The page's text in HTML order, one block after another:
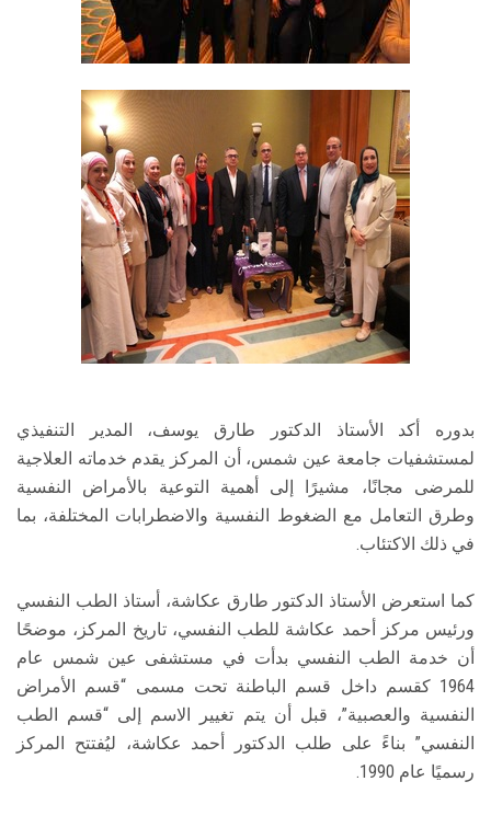
بدوره أكد الأستاذ الدكتور طارق يوسف، المدير التنفيذي
لمستشفيات جامعة عين شمس، أن المركز يقدم خدماته العلاجية
للمرضى مجانًا، مشيرًا إلى أهمية التوعية بالأمراض النفسية
وطرق التعامل مع الضغوط النفسية والاضطرابات المختلفة، بما
في ذلك الاكتئاب.
كما استعرض الأستاذ الدكتور طارق عكاشة، أستاذ الطب النفسي
ورئيس مركز أحمد عكاشة للطب النفسي، تاريخ المركز، موضحًا
أن خدمة الطب النفسي بدأت في مستشفى عين شمس عام
1964 كقسم داخل قسم الباطنة تحت مسمى “قسم الأمراض
النفسية والعصبية”، قبل أن يتم تغيير الاسم إلى “قسم الطب
النفسي” بناءً على طلب الدكتور أحمد عكاشة، ليُفتتح المركز
رسميًا عام 1990.